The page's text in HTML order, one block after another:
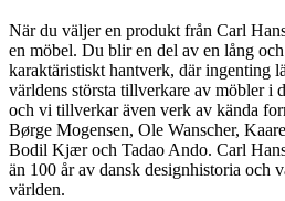
När du väljer en produkt från Carl
en möbel. Du blir en del av en lång
karaktäristiskt hantverk, där ingenting
världens största tillverkare av möbler i
och vi tillverkar även verk av kända
Børge Mogensen, Ole Wanscher,
Bodil Kjær och Tadao Ando. Carl
än 100 år av dansk designhistoria och
världen.